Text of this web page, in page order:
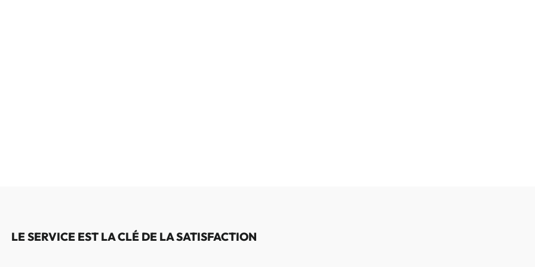
LE SERVICE EST LA CLÉ DE LA SATISFACTION